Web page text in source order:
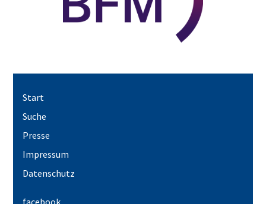
Start
Suche
Presse
Impressum
Datenschutz
facebook